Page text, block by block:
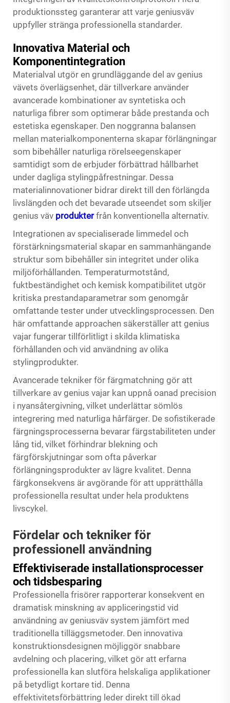
produktionssteg garanterar att varje geniusväv
uppfyller stränga professionella standarder.
Innovativa Material och
Komponentintegration
Materialval utgör en grundläggande del av genius
vävets överlägsenhet, där tillverkare använder
avancerade kombinationer av syntetiska och
naturliga fibrer som optimerar både prestanda och
estetiska egenskaper. Den noggranna balansen
mellan materialkomponenterna skapar förlängningar
som bibehåller naturliga rörelseegenskaper
samtidigt som de erbjuder förbättrad hållbarhet
under dagliga stylingpåfrestningar. Dessa
materialinnovationer bidrar direkt till den förlängda
livslängden och det bevarade utseendet som skiljer
genius väv produkterfrån konventionella alternativ.
Integrationen av specialiserade limmedel och
förstärkningsmaterial skapar en sammanhängande
struktur som bibehåller sin integritet under olika
miljöförhållanden. Temperaturmotstånd,
fuktbeständighet och kemisk kompatibilitet utgör
kritiska prestandaparametrar som genomgår
omfattande tester under utvecklingsprocessen. Den
här omfattande approachen säkerställer att genius
vajar fungerar tillförlitligt i skilda klimatiska
förhållanden och vid användning av olika
stylingprodukter.
Avancerade tekniker för färgmatchning gör att
tillverkare av genius vajar kan uppnå oanad precision
i nyansåtergivning, vilket underlättar sömlös
integrering med naturliga hårfärger. De sofistikerade
färgningsprocesserna bevarar färgstabiliteten under
lång tid, vilket förhindrar blekning och
färgförskjutningar som ofta påverkar
förlängningsprodukter av lägre kvalitet. Denna
färgkonsekvens är avgörande för att upprätthålla
professionella resultat under hela produktens
livscykel.
Fördelar och tekniker för
professionell användning
Effektiviserade installationsprocesser
och tidsbesparing
Professionella frisörer rapporterar konsekvent en
dramatisk minskning av appliceringstid vid
användning av geniusväv system jämfört med
traditionella tilläggsmetoder. Den innovativa
konstruktionsdesignen möjliggör snabbare
avdelning och placering, vilket gör att erfarna
professionella kan slutföra helskaliga applikationer
på betydligt kortare tid. Denna
effektivitetsförbättring leder direkt till ökad